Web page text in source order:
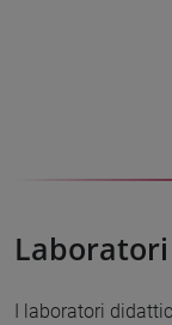
I laboratori